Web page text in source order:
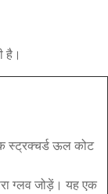
है।
स्ट्रक्चर्ड ऊल कोट
ग्लव जोड़ें। यह एक